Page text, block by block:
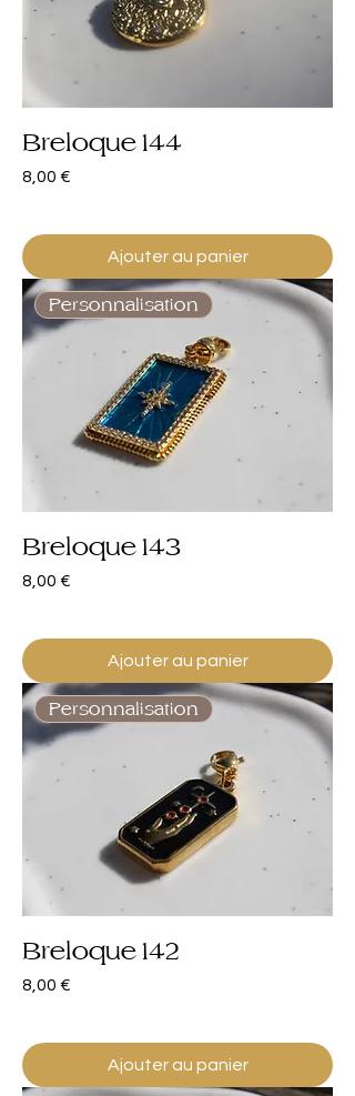
Breloque 144
Prix
8,00 €
Ajouter au panier
Personnalisation
Breloque 143
Prix
8,00 €
Ajouter au panier
Personnalisation
Breloque 142
Prix
8,00 €
Ajouter au panier